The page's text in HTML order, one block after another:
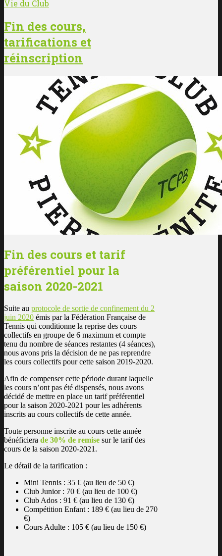
Vie du Club
Fin des cours,
tarifications et
réinscription
Fin des cours et tarif
préférentiel pour la
saison 2020-2021
Suite au protocole de sortie de confinement du 2
juin 2020 émis par la Fédération Française de
Tennis qui conditionne la reprise des cours
collectifs en groupe de 6 maximum et compte
tenu du nombre de séances restantes (4 séances),
nous avons pris la décision de ne pas reprendre
les cours collectifs pour cette saison 2019-2020.
Afin de compenser cette période durant laquelle
les cours n’ont pas été dispensés, nous avons
décidé de mettre en place un tarif préférentiel
pour la saison 2020-2021 pour les adhérents
inscrits au cours collectifs de cette année.
Toute personne inscrite au cours cette année
bénéficiera de 30% de remise sur le tarif des
cours de la saison 2020-2021.
Le détail de la tarification :
Mini Tennis : 35 € (au lieu de 50 €)
Club Junior : 70 € (au lieu de 100 €)
Club Ados : 91 € (au lieu de 130 €)
Compétition Enfant : 189 € (au lieu de 270
€)
Cours Adulte : 105 € (au lieu de 150 €)